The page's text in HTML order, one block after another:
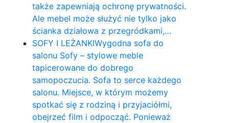
także zapewniają ochronę prywatności.
Ale mebel może służyć nie tylko jako
ścianka działowa z przegródkami,…
SOFY I LEŻANKIWygodna sofa do
salonu Sofy – stylowe meble
tapicerowane do dobrego
samopoczucia. Sofa to serce każdego
salonu. Miejsce, w którym możemy
spotkać się z rodziną i przyjaciółmi,
obejrzeć film i odpocząć. Ponieważ